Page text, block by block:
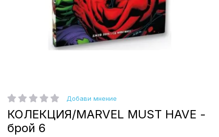
КОЛЕКЦИЯ/MARVEL MUST HAVE -
брой 6
рейтинг: Добави мнение
Преминете
към
началото
на
галерия